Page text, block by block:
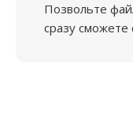
Позвольте
сразу сможете